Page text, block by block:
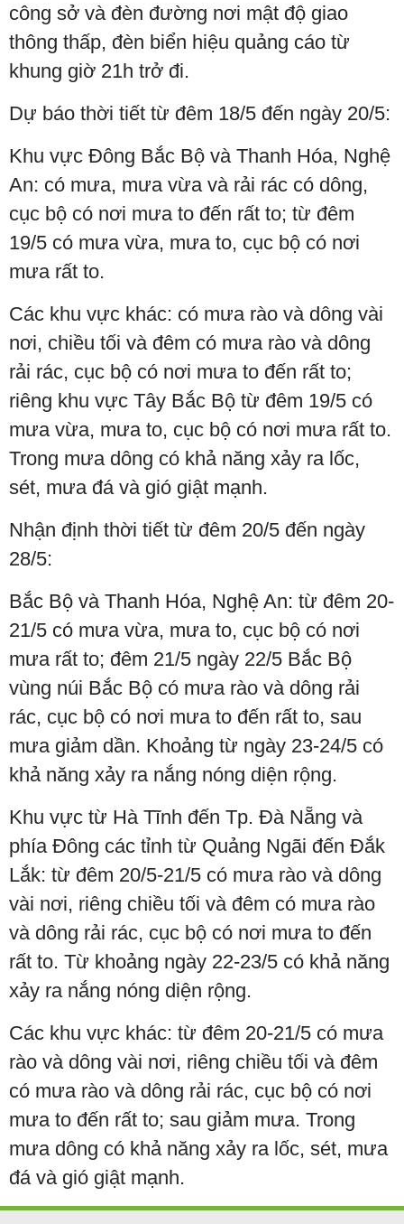
công sở và đèn đường nơi mật độ giao
thông thấp, đèn biển hiệu quảng cáo từ
khung giờ 21h trở đi.
Dự báo thời tiết từ đêm 18/5 đến ngày 20/5:
Khu vực Đông Bắc Bộ và Thanh Hóa, Nghệ
An: có mưa, mưa vừa và rải rác có dông,
cục bộ có nơi mưa to đến rất to; từ đêm
19/5 có mưa vừa, mưa to, cục bộ có nơi
mưa rất to.
Các khu vực khác: có mưa rào và dông vài
nơi, chiều tối và đêm có mưa rào và dông
rải rác, cục bộ có nơi mưa to đến rất to;
riêng khu vực Tây Bắc Bộ từ đêm 19/5 có
mưa vừa, mưa to, cục bộ có nơi mưa rất to.
Trong mưa dông có khả năng xảy ra lốc,
sét, mưa đá và gió giật mạnh.
Nhận định thời tiết từ đêm 20/5 đến ngày
28/5:
Bắc Bộ và Thanh Hóa, Nghệ An: từ đêm 20-
21/5 có mưa vừa, mưa to, cục bộ có nơi
mưa rất to; đêm 21/5 ngày 22/5 Bắc Bộ
vùng núi Bắc Bộ có mưa rào và dông rải
rác, cục bộ có nơi mưa to đến rất to, sau
mưa giảm dần. Khoảng từ ngày 23-24/5 có
khả năng xảy ra nắng nóng diện rộng.
Khu vực từ Hà Tĩnh đến Tp. Đà Nẵng và
phía Đông các tỉnh từ Quảng Ngãi đến Đắk
Lắk: từ đêm 20/5-21/5 có mưa rào và dông
vài nơi, riêng chiều tối và đêm có mưa rào
và dông rải rác, cục bộ có nơi mưa to đến
rất to. Từ khoảng ngày 22-23/5 có khả năng
xảy ra nắng nóng diện rộng.
Các khu vực khác: từ đêm 20-21/5 có mưa
rào và dông vài nơi, riêng chiều tối và đêm
có mưa rào và dông rải rác, cục bộ có nơi
mưa to đến rất to; sau giảm mưa. Trong
mưa dông có khả năng xảy ra lốc, sét, mưa
đá và gió giật mạnh.